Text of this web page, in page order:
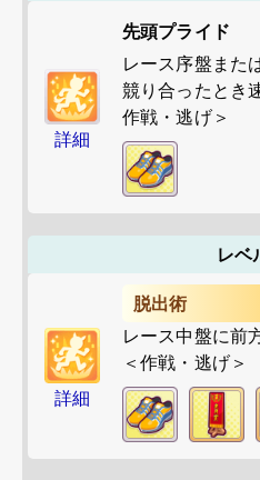
詳細
先頭プライド
レース序盤また
競り合ったとき
作戦・逃げ＞
レベ
詳細
脱出術
レース中盤に前
＜作戦・逃げ＞